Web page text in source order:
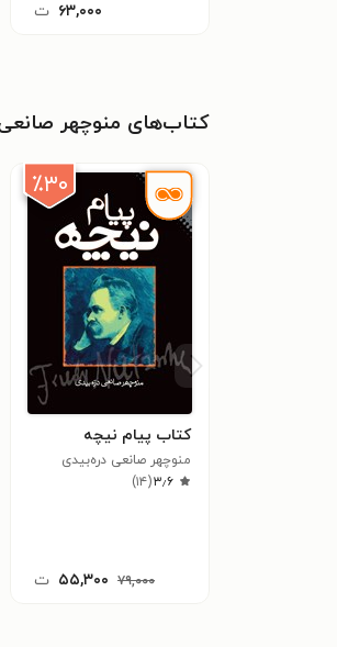
۶۳,۰۰۰ ت
کتاب‌های منوچهر
٪۳۰
کتاب پیام نیچه
منوچهر صانعی دره‌بیدی
۳٫۶(۱۴)
۷۹,۰۰۰ ۵۵,۳۰۰ ت